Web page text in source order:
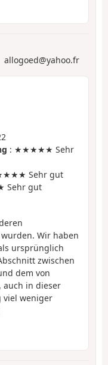
allogoed@yahoo.fr
: ★★★★★ Sehr
Sehr gut
gut
Wir haben
ursprünglich
zwischen
dem von
auch in dieser
viel weniger